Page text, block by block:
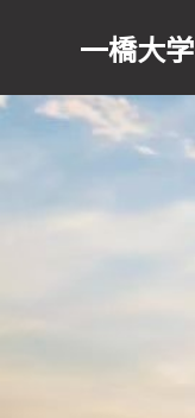
一橋大学